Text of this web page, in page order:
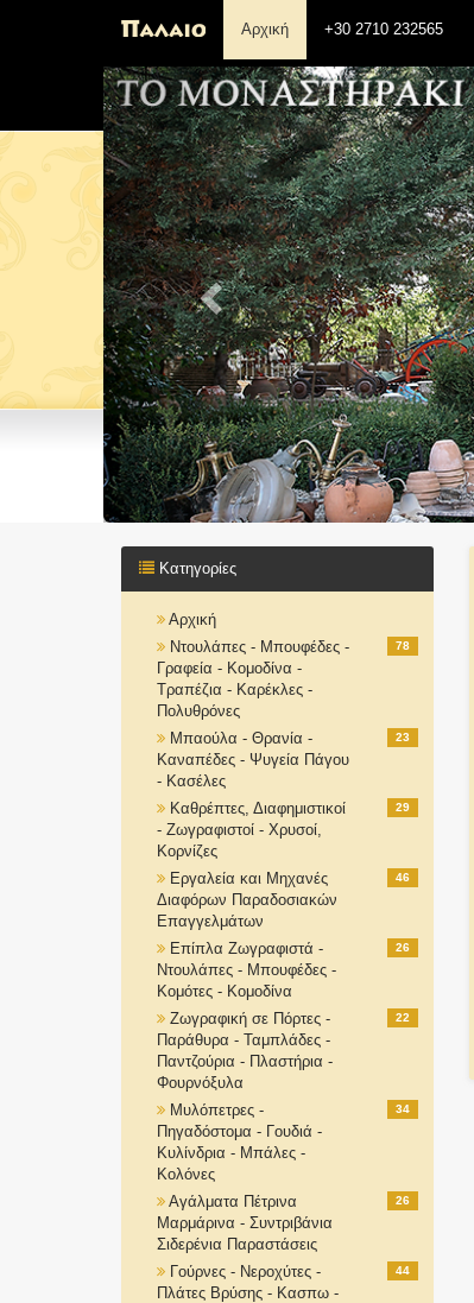
Αρχική +30 2710 232565
Previous
Κατηγορίες
Αρχική
Ντουλάπες - Μπουφέδες -
Γραφεία - Κομοδίνα -
Τραπέζια - Καρέκλες -
Πολυθρόνες
78
Μπαούλα - Θρανία -
Καναπέδες - Ψυγεία Πάγου
- Κασέλες
23
Καθρέπτες, Διαφημιστικοί
- Ζωγραφιστοί - Χρυσοί,
Κορνίζες
29
Εργαλεία και Μηχανές
Διαφόρων Παραδοσιακών
Επαγγελμάτων
46
Επίπλα Ζωγραφιστά -
Ντουλάπες - Μπουφέδες -
Κομότες - Κομοδίνα
26
Ζωγραφική σε Πόρτες -
Παράθυρα - Ταμπλάδες -
Παντζούρια - Πλαστήρια -
Φουρνόξυλα
22
Μυλόπετρες -
Πηγαδόστομα - Γουδιά -
Κυλίνδρια - Μπάλες -
Κολόνες
34
Αγάλματα Πέτρινα
Μαρμάρινα - Συντριβάνια
Σιδερένια Παραστάσεις
26
Γούρνες - Νεροχύτες -
Πλάτες Βρύσης - Κασπω -
44